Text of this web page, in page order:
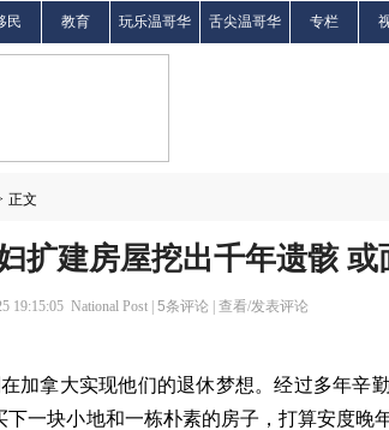
民 教育 玩乐温哥华 舌尖温哥华 专栏
正文
扩建房屋挖出千年遗骸 或
19:15:05 National Post | 5条评论 | 查看/发表评论
加拿大实现他们的退休梦想。经过多年辛
下一块小地和一栋朴素的房子，打算安度晚